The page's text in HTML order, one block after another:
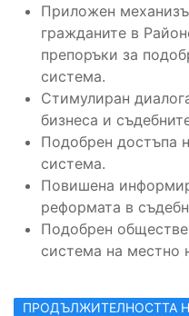
Приложен
гражданите в
препоръки за
система.
Стимулиран
бизнеса и
Подобрен достъпа
система.
Повишена
реформата в
Подобрен
система на местно
ПРОДЪЛЖИТЕЛНОСТТА